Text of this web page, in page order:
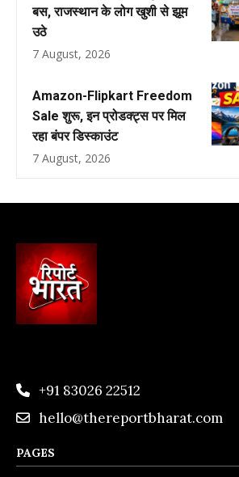
बस, राजस्थान के लोग खुशी से झूम
उठे
7 August, 2026
Amazon-Flipkart Freedom
Sale शुरू, इन प्रोडक्ट्स पर मिल
रहा बंपर डिस्काउंट
7 August, 2026
+91 83026 22512
hello@thereportbharat.com
PAGES